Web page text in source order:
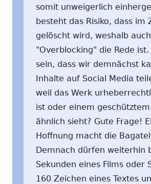
somit unweigerlich
besteht das Risiko, dass im
gelöscht wird, weshalb
"Overblocking" die Rede ist.
sein, dass wir demnächst
Inhalte auf Social Media
weil das Werk
ist oder einem
ähnlich sieht? Gute Frage!
Hoffnung macht die
Demnach dürfen weiterhin
Sekunden eines Films oder
160 Zeichen eines Textes